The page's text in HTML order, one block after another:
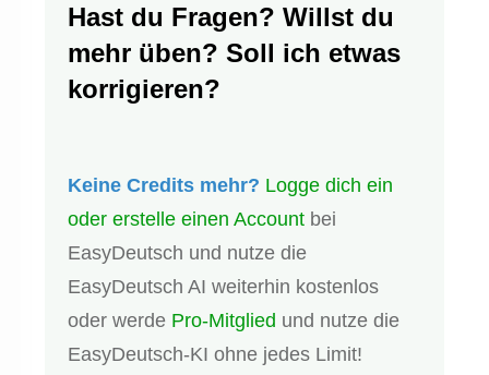
Hast du Fragen? Willst du
mehr üben? Soll ich etwas
korrigieren?
Keine Credits mehr? Logge dich ein
oder erstelle einen Account bei
EasyDeutsch und nutze die
EasyDeutsch AI weiterhin kostenlos
oder werde Pro-Mitglied und nutze die
EasyDeutsch-KI ohne jedes Limit!